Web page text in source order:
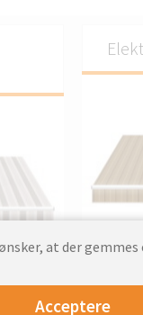
at der
Acceptere